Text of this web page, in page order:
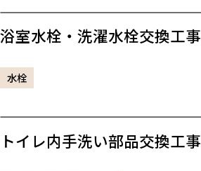
浴室水栓・洗濯水栓交換工事
水栓
トイレ内手洗い部品交換工事